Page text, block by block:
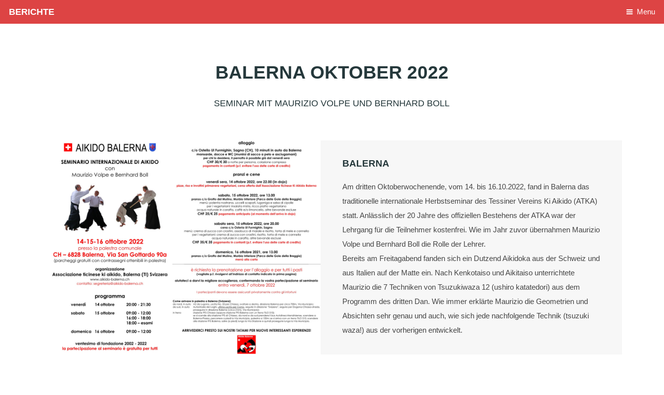
BERICHTE Menu
BALERNA OKTOBER 2022
SEMINAR MIT MAURIZIO VOLPE UND BERNHARD BOLL
BALERNA
Am dritten Oktoberwochenende, vom 14. bis 16.10.2022, fand in Balerna das
traditionelle internationale Herbstseminar des Tessiner Vereins Ki Aikido (ATKA)
statt. Anlässlich der 20 Jahre des offiziellen Bestehens der ATKA war der
Lehrgang für die Teilnehmer kostenfrei. Wie im Jahr zuvor übernahmen Maurizio
Volpe und Bernhard Boll die Rolle der Lehrer.
Bereits am Freitagabend fanden sich ein Dutzend Aikidoka aus der Schweiz und
aus Italien auf der Matte ein. Nach Kenkotaiso und Aikitaiso unterrichtete
Maurizio die 7 Techniken von Tsuzukiwaza 12 (ushiro katatedori) aus dem
Programm des dritten Dan. Wie immer erklärte Maurizio die Geometrien und
Absichten sehr genau und auch, wie sich jede nachfolgende Technik (tsuzuki
waza!) aus der vorherigen entwickelt.